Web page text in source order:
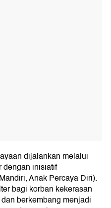
dijalankan melalui
dengan inisiatif
Anak Percaya Diri).
bagi korban kekerasan
berkembang menjadi